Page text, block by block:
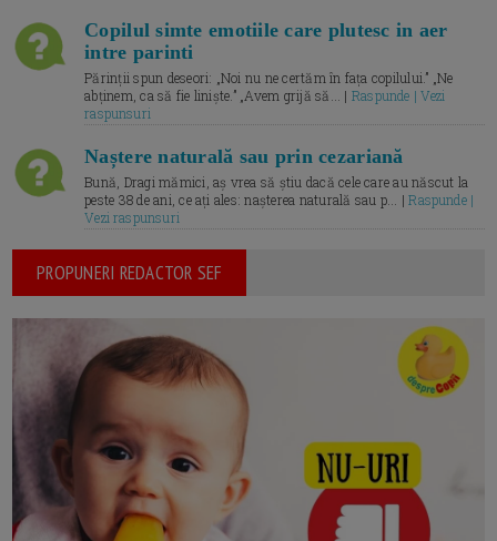
Copilul simte emotiile care plutesc in aer
intre parinti
Părinții spun deseori: „Noi nu ne certăm în fața copilului.” „Ne
abținem, ca să fie liniște.” „Avem grijă să... | Raspunde | Vezi
raspunsuri
Naștere naturală sau prin cezariană
Bună, Dragi mămici, aș vrea să știu dacă cele care au născut la
peste 38 de ani, ce ați ales: nașterea naturală sau p... |Raspunde |
Vezi raspunsuri
PROPUNERI REDACTOR SEF